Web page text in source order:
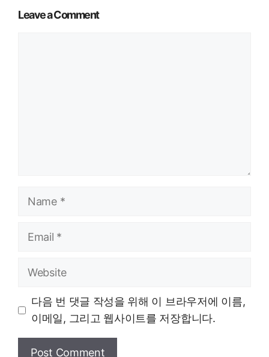
Leave a Comment
Website
다음 번 댓글 작성을 위해 이 브라우저에 이름,
이메일, 그리고 웹사이트를 저장합니다.